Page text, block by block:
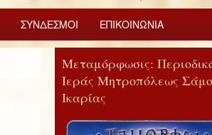
ΣΥΝΔΕΣΜΟΙ ΕΠΙΚΟΙΝΩΝΙΑ
Μεταμόρφωσις:
Ιεράς Μητροπόλεως
Ικαρίας